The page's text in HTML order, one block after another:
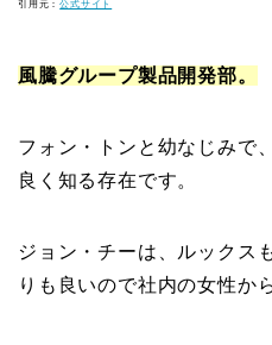
引用元：公式サイト
風騰グループ製品開発部。
フォン・トンと幼なじみで
良く知る存在です。
ジョン・チーは、ルックス
りも良いので社内の女性か